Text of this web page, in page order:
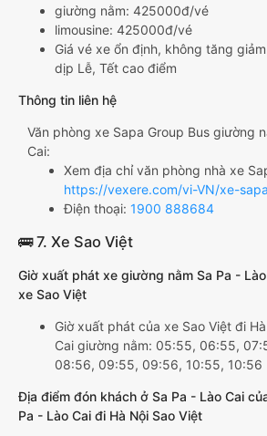
giường nằm: 425000đ/vé
limousine: 425000đ/vé
Giá vé xe ổn định, không tăng
dịp Lễ, Tết cao điểm
Thông tin liên hệ
Văn phòng xe Sapa Group Bus giường
Cai:
Xem địa chỉ văn phòng nhà xe
https://vexere.com/vi-VN/xe-
Điện thoại: 1900 888684
🚌 7. Xe Sao Việt
Giờ xuất phát xe giường nằm Sa Pa -
xe Sao Việt
Giờ xuất phát của xe Sao Việt đi
Cai giường nằm: 05:55, 06:55,
08:56, 09:55, 09:56, 10:55, 10:56
Địa điểm đón khách ở Sa Pa - Lào Cai
Pa - Lào Cai đi Hà Nội Sao Việt